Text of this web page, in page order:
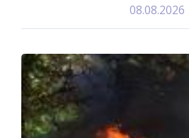
08.08.2026